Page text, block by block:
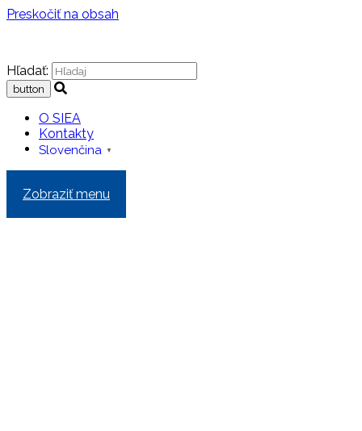
Preskočiť na obsah
Hľadať:
O SIEA
Kontakty
Slovenčina ▼
Zobraziť menu